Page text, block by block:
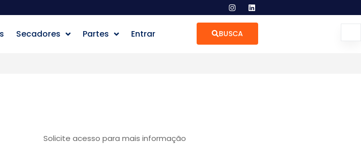
Secadores Partes Entrar BUSCA
Solicite acesso para mais informação